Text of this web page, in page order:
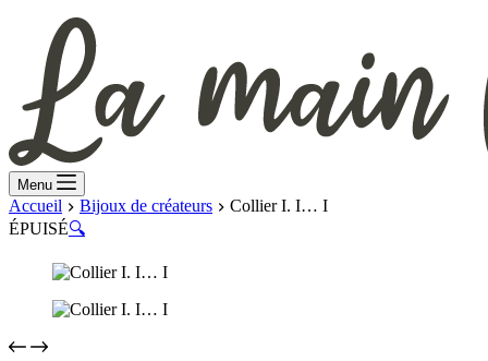
Menu
Accueil Bijoux de créateurs
Collier I. I… I
ÉPUISÉ🔍